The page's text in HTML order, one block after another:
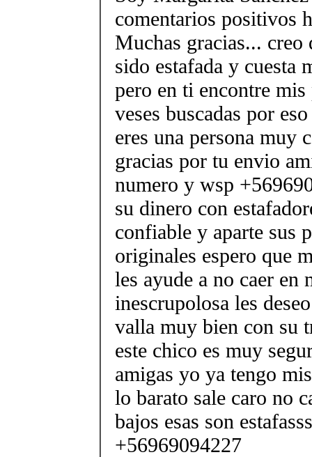
comentarios positivos
Muchas gracias... creo
sido estafada y cuesta
pero en ti encontre mis
veses buscadas por
eres una persona muy
gracias por tu envio
numero y wsp
su dinero con
confiable y aparte sus
originales espero que
les ayude a no caer en
inescrupolosa les
valla muy bien con su
este chico es muy
amigas yo ya tengo
lo barato sale caro no
bajos esas son
+56969094227